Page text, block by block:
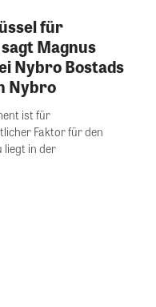
für
Magnus
Nybro Bostads
Nybro
ist für
Faktor für den
liegt in der